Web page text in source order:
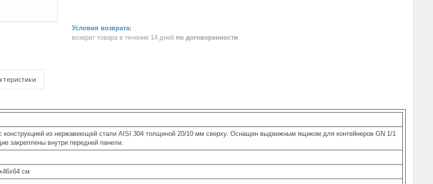
возврат товара в течение 14 дней по договоренности
конструкцией из нержавеющей стали AISI 304 толщиной 20/10 мм сверху. Оснащен выдвижным ящиком для контейнеров GN 1/1
закреплены внутри передней панели.
см